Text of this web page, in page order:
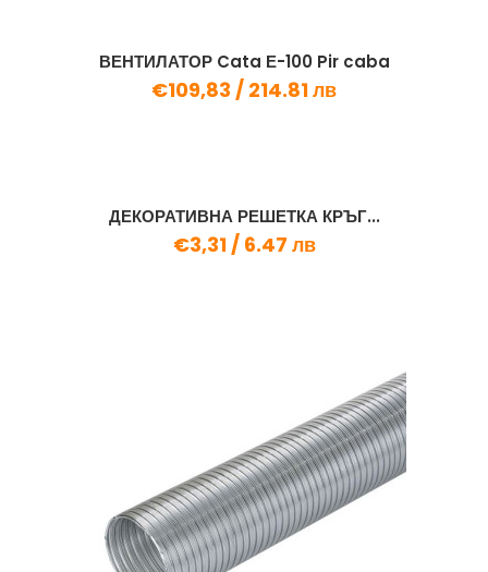
ВЕНТИЛАТОР Cata Е-100 Pir caba
€109,83 / 214.81 лв
ДЕКОРАТИВНА РЕШЕТКА КРЪГ...
€3,31 / 6.47 лв